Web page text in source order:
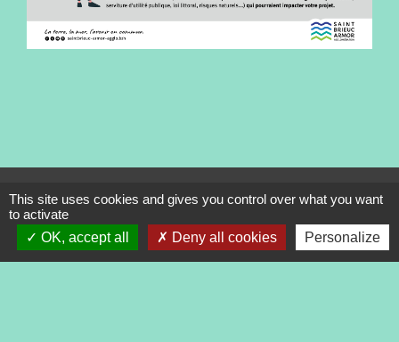
Contacts
2 place du Bourg
22410 Tréveneuc - FRANCE
This site uses cookies and gives you control over what you want
to activate
OK, accept all
Deny all cookies Personalize